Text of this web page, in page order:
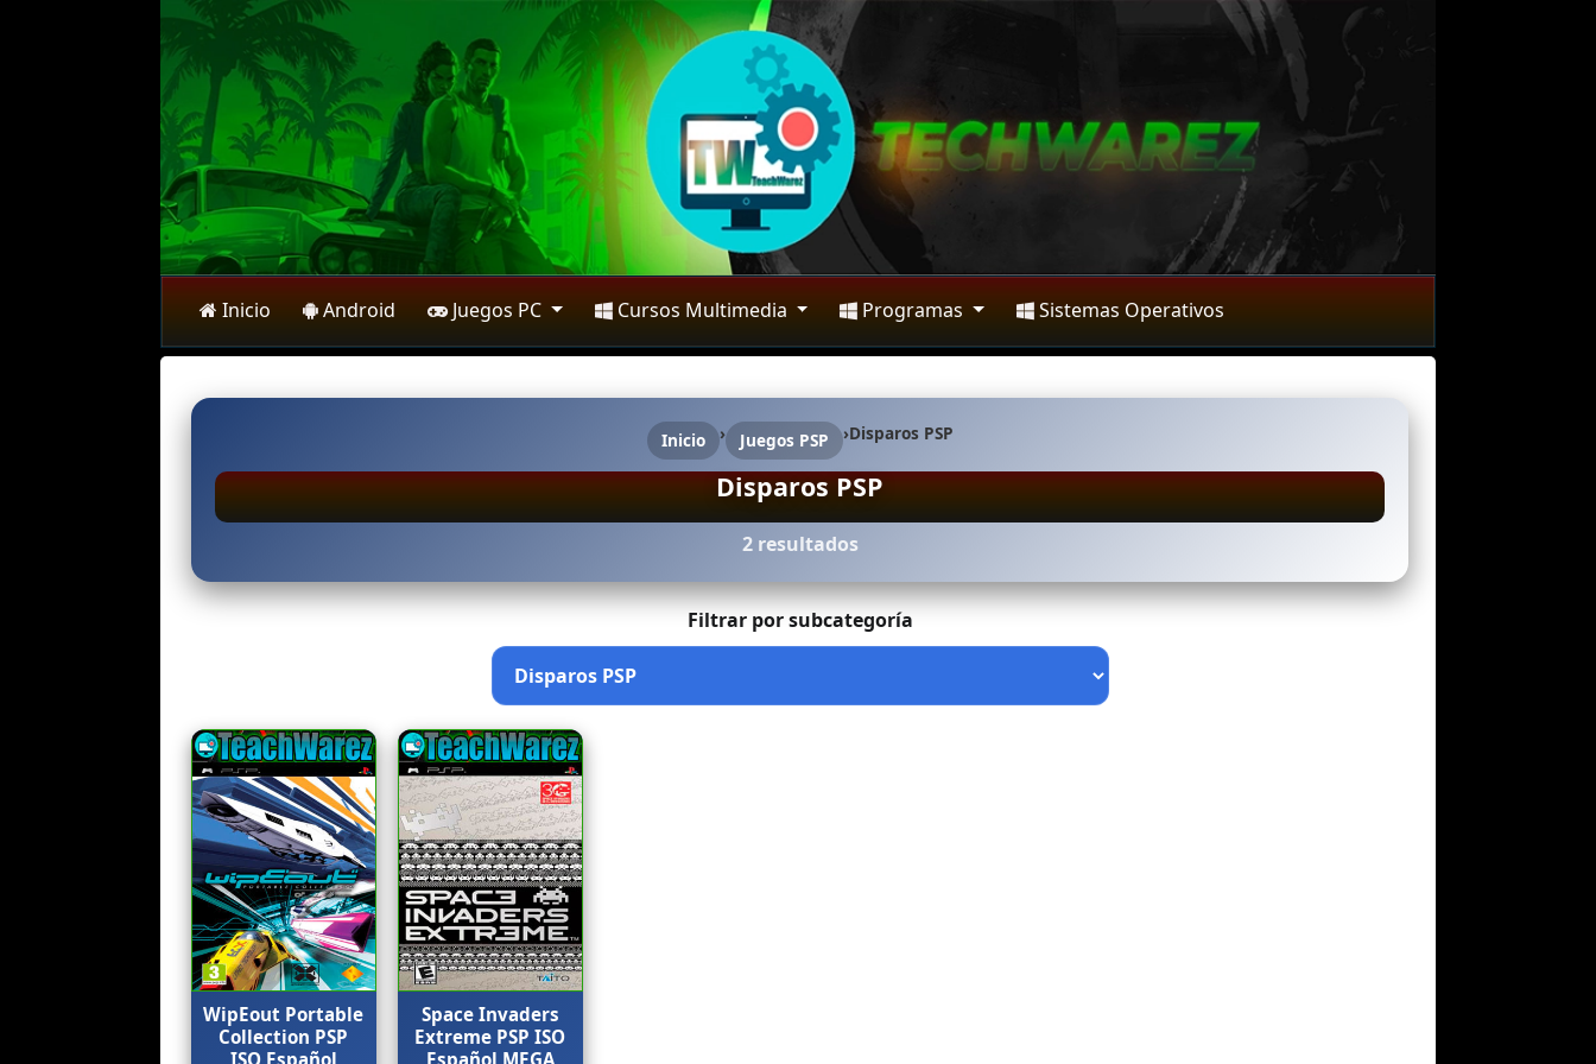
Inicio Android Juegos PC Cursos Multimedia Programas Sistemas Operativos
Inicio › Juegos PSP ›Disparos PSP
Disparos PSP
2 resultados
Filtrar por subcategoría
WipEout Portable
Collection PSP
Space Invaders
Extreme PSP ISO